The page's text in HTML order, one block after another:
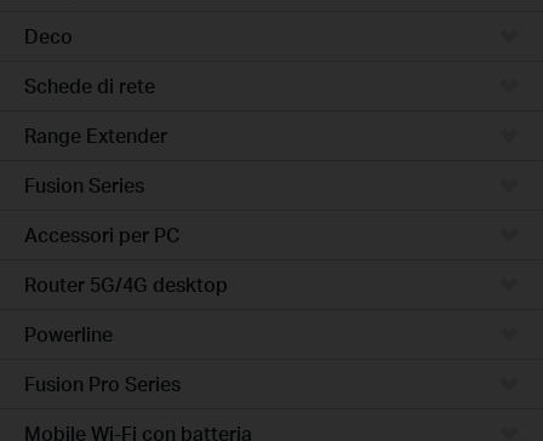
Deco
Schede di rete
Range Extender
Fusion Series
Accessori per PC
Router 5G/4G desktop
Powerline
Fusion Pro Series
Mobile Wi-Fi con batteria